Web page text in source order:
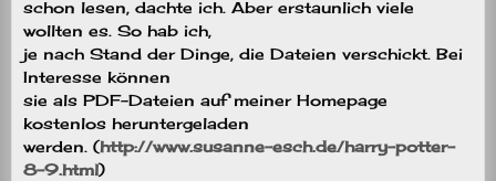
schon lesen, dachte ich. Aber erstaunlich viele
wollten es. So hab ich,
je nach Stand der Dinge, die Dateien verschickt. Bei
Interesse können
sie als PDF-Dateien auf meiner Homepage
kostenlos heruntergeladen
werden. (http://www.susanne-esch.de/harry-potter-
8-9.html)